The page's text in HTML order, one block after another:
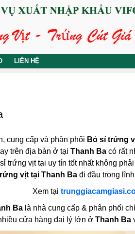
LIÊN HỆ
cung cấp và phân phối Bỏ sỉ trứng
trên địa bàn ở tại Thanh Bacó rất
trứng vịt tại uy tín tốt nhất không
vịt tại Thanh Bađi đầu trong
Xem tại
Balà nhà cung cấp & phân phối
cửa hàng đại lý lớn ở Thanh Ba